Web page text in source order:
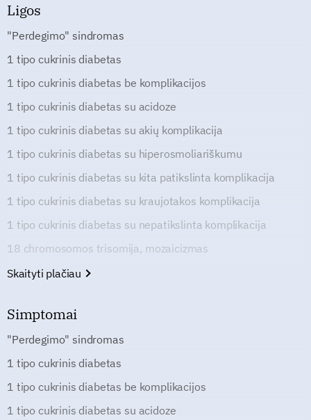
Ligos
"Perdegimo" sindromas
1 tipo cukrinis diabetas
1 tipo cukrinis diabetas be komplikacijos
1 tipo cukrinis diabetas su acidoze
1 tipo cukrinis diabetas su akių komplikacija
1 tipo cukrinis diabetas su hiperosmoliariškumu
1 tipo cukrinis diabetas su kita patikslinta komplikacija
1 tipo cukrinis diabetas su kraujotakos komplikacija
1 tipo cukrinis diabetas su nepatikslinta komplikacija
18 chromosomos trisomija, mozaicizmas
Skaityti plačiau
Simptomai
"Perdegimo" sindromas
1 tipo cukrinis diabetas
1 tipo cukrinis diabetas be komplikacijos
1 tipo cukrinis diabetas su acidoze